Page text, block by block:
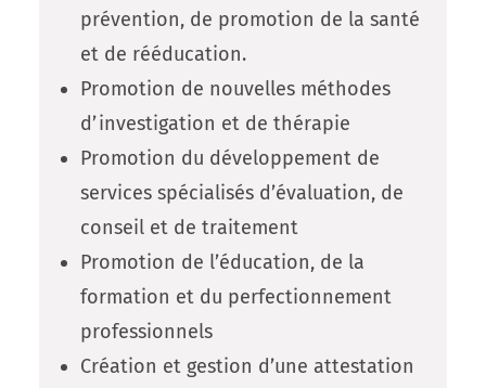
prévention, de promotion de la santé
et de rééducation.
Promotion de nouvelles méthodes
d’investigation et de thérapie
Promotion du développement de
services spécialisés d’évaluation, de
conseil et de traitement
Promotion de l’éducation, de la
formation et du perfectionnement
professionnels
Création et gestion d’une attestation